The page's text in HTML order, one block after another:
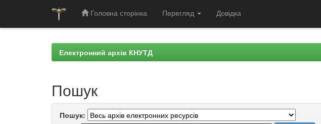
Головна сторінка Перегляд Довідка
Електронний архів КНУТД
Пошук
Пошук: